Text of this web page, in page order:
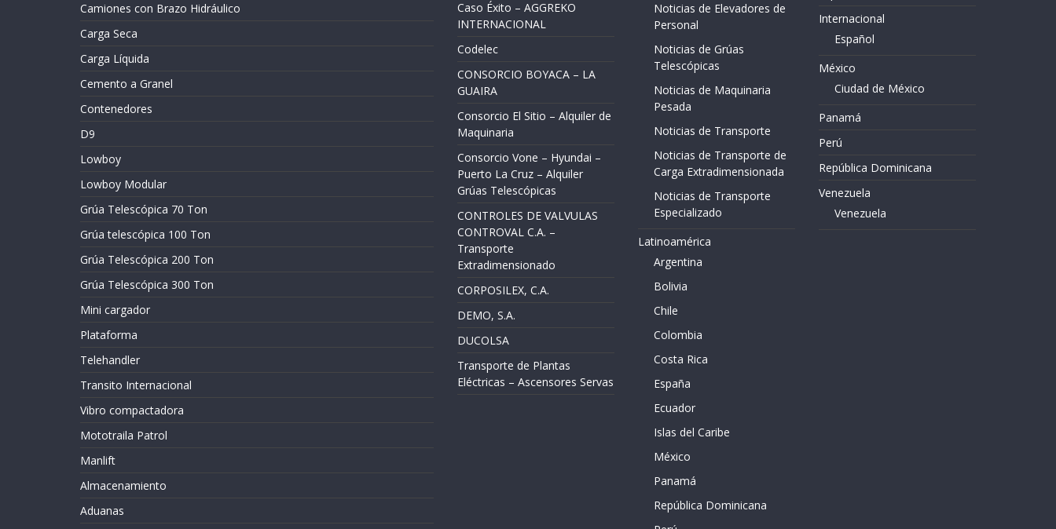
Camiones con Brazo Hidráulico
Carga Seca
Carga Líquida
Cemento a Granel
Contenedores
D9
Lowboy
Lowboy Modular
Grúa Telescópica 70 Ton
Grúa telescópica 100 Ton
Grúa Telescópica 200 Ton
Grúa Telescópica 300 Ton
Mini cargador
Plataforma
Telehandler
Transito Internacional
Vibro compactadora
Mototraila Patrol
Manlift
Almacenamiento
Aduanas
Caso Éxito – AGGREKO
INTERNACIONAL
Codelec
CONSORCIO BOYACA – LA
GUAIRA
Consorcio El Sitio – Alquiler de
Maquinaria
Consorcio Vone – Hyundai –
Puerto La Cruz – Alquiler
Grúas Telescópicas
CONTROLES DE VALVULAS
CONTROVAL C.A. –
Transporte
Extradimensionado
CORPOSILEX, C.A.
DEMO, S.A.
DUCOLSA
Transporte de Plantas
Eléctricas – Ascensores Servas
Noticias de Elevadores de
Personal
Noticias de Grúas
Telescópicas
Noticias de Maquinaria
Pesada
Noticias de Transporte
Noticias de Transporte de
Carga Extradimensionada
Noticias de Transporte
Especializado
Latinoamérica
Argentina
Bolivia
Chile
Colombia
Costa Rica
España
Ecuador
Islas del Caribe
México
Panamá
República Dominicana
Internacional
Español
México
Ciudad de México
Panamá
Perú
República Dominicana
Venezuela
Venezuela